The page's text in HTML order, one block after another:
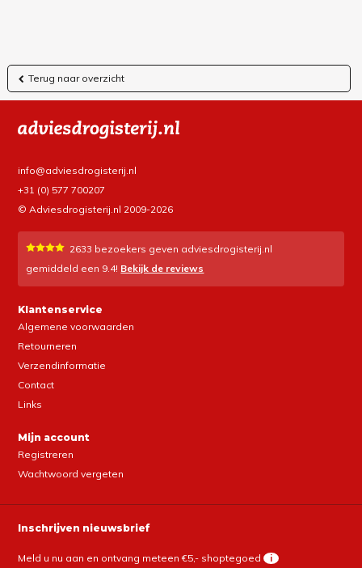
Terug naar overzicht
info@adviesdrogisterij.nl
+31 (0) 577 700207
© Adviesdrogisterij.nl 2009-2026
2633 bezoekers geven adviesdrogisterij.nl
gemiddeld een 9.4! Bekijk de reviews
Klantenservice
Algemene voorwaarden
Retourneren
Verzendinformatie
Contact
Links
Mijn account
Registreren
Wachtwoord vergeten
Inschrijven nieuwsbrief
Meld u nu aan en ontvang meteen €5,- shoptegoed i